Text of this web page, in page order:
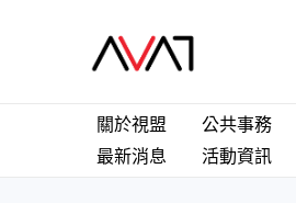
關於視盟
公共事務
最新消息
活動資訊